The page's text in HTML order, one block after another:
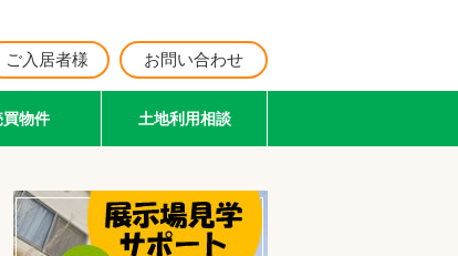
買物件 土地利用相談
ご入居者様 お問い合わせ